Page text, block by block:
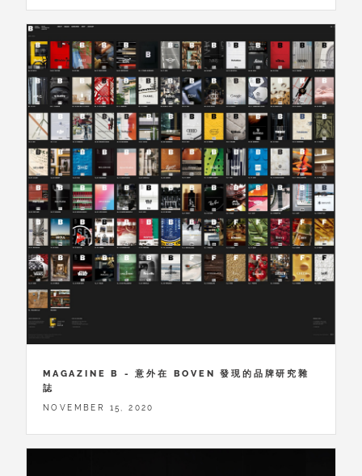
MAGAZINE B - 意外在 BOVEN 發現的品牌研究雜
誌
NOVEMBER 15, 2020